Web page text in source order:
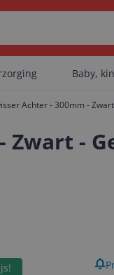
Baby,
Achter - 300mm -
Zwart -